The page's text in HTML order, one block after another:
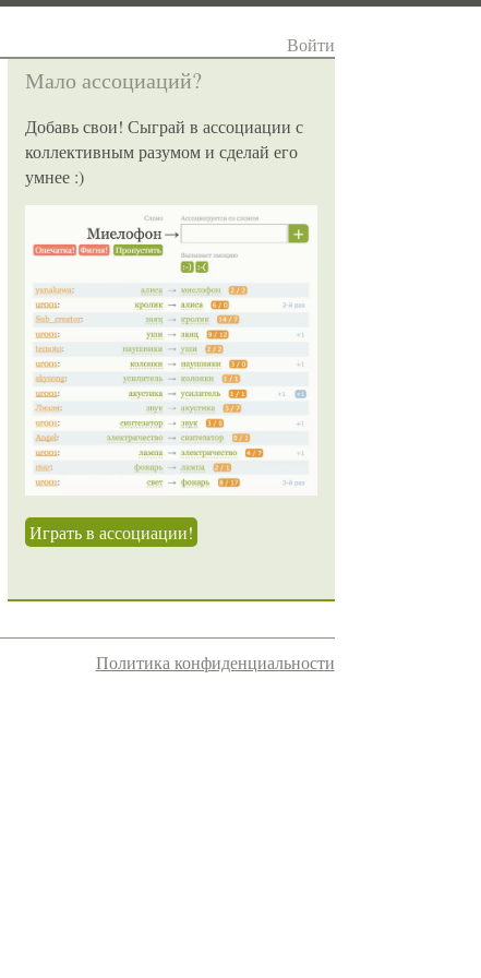
Войти
Мало ассоциаций?
Добавь свои! Сыграй в ассоциации с
коллективным разумом и сделай его
умнее :)
Играть в ассоциации!
Политика конфиденциальности